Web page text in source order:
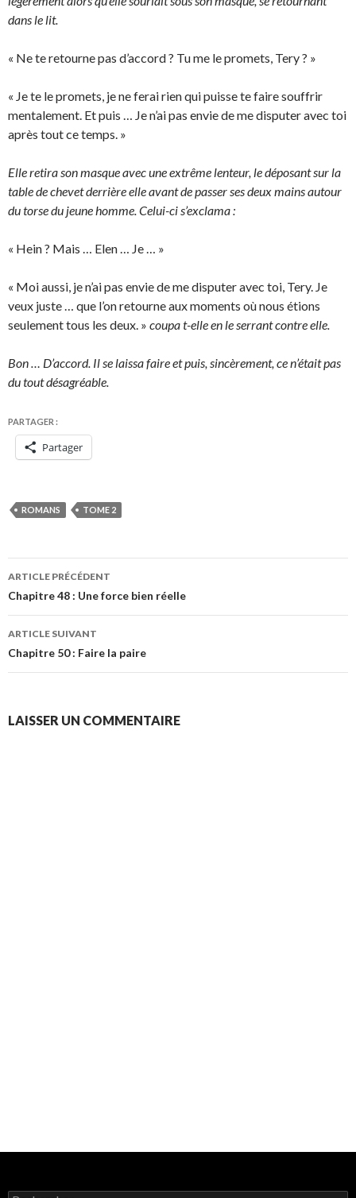
dans le lit.
« Ne te retourne pas d’accord ? Tu me le promets, Tery ? »
« Je te le promets, je ne ferai rien qui puisse te faire souffrir
mentalement. Et puis … Je n’ai pas envie de me disputer avec toi
après tout ce temps. »
Elle retira son masque avec une extrême lenteur, le déposant sur la
table de chevet derrière elle avant de passer ses deux mains autour
du torse du jeune homme. Celui-ci s’exclama :
« Hein ? Mais … Elen … Je … »
« Moi aussi, je n’ai pas envie de me disputer avec toi, Tery. Je
veux juste … que l’on retourne aux moments où nous étions
seulement tous les deux. » coupa t-elle en le serrant contre elle.
Bon … D’accord. Il se laissa faire et puis, sincèrement, ce n’était pas
du tout désagréable.
PARTAGER :
Partager
ROMANS TOME 2
Navigation
des
articles
ARTICLE PRÉCÉDENT
Chapitre 48 : Une force bien réelle
ARTICLE SUIVANT
Chapitre 50 : Faire la paire
LAISSER UN COMMENTAIRE